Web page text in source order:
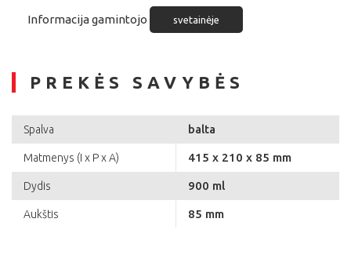
Informacija gamintojo svetainėje
PREKĖS SAVYBĖS
Spalva balta
Matmenys (I x P x A) 415 x 210 x 85 mm
Dydis 900 ml
Aukštis 85 mm